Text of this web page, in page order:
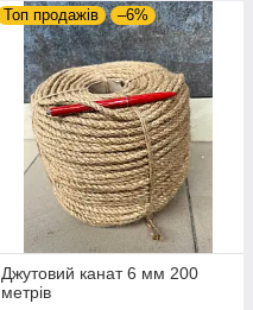
Топ продажів –6%
Джутовий канат 6 мм 200
метрів